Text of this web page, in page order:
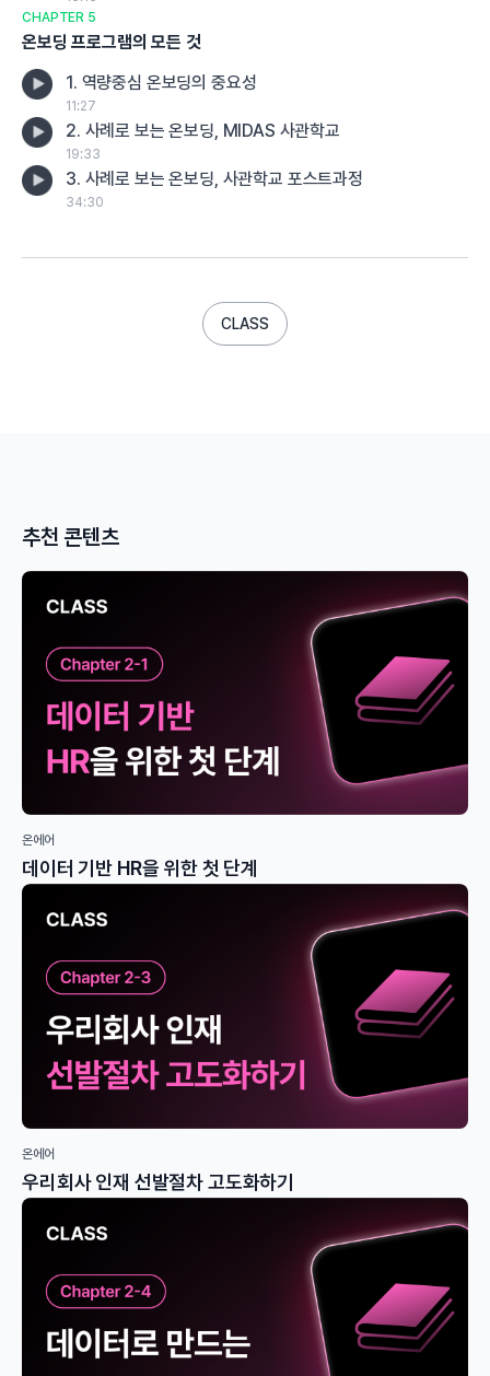
CHAPTER 5
온보딩 프로그램의 모든 것
1. 역량중심 온보딩의 중요성
11:27
2. 사례로 보는 온보딩, MIDAS 사관학교
19:33
3. 사례로 보는 온보딩, 사관학교 포스트과정
34:30
CLASS
추천 콘텐츠
온에어
데이터 기반 HR을 위한 첫 단계
온에어
우리회사 인재 선발절차 고도화하기